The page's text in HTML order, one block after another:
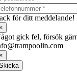
för ditt meddelande!
gick fel, försök